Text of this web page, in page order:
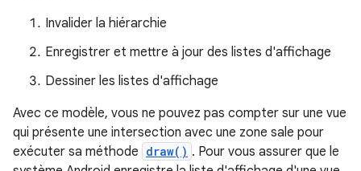
Invalider la hiérarchie
Enregistrer et mettre à jour des listes d'affichage
Dessiner les listes d'affichage
Avec ce modèle, vous ne pouvez pas compter sur une vue
qui présente une intersection avec une zone sale pour
exécuter sa méthode draw() . Pour vous assurer que le